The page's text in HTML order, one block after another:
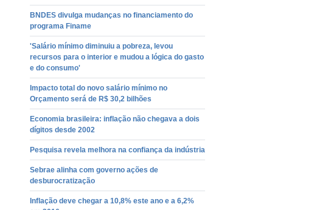
BNDES divulga mudanças no financiamento do
programa Finame
'Salário mínimo diminuiu a pobreza, levou
recursos para o interior e mudou a lógica do gasto
e do consumo'
Impacto total do novo salário mínimo no
Orçamento será de R$ 30,2 bilhões
Economia brasileira: inflação não chegava a dois
dígitos desde 2002
Pesquisa revela melhora na confiança da indústria
Sebrae alinha com governo ações de
desburocratização
Inflação deve chegar a 10,8% este ano e a 6,2%